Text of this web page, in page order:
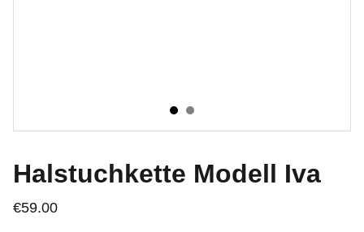
Halstuchkette Modell Iva
€59.00